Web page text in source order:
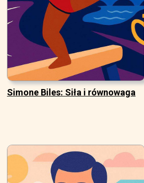
Simone Biles: Siła i równowaga